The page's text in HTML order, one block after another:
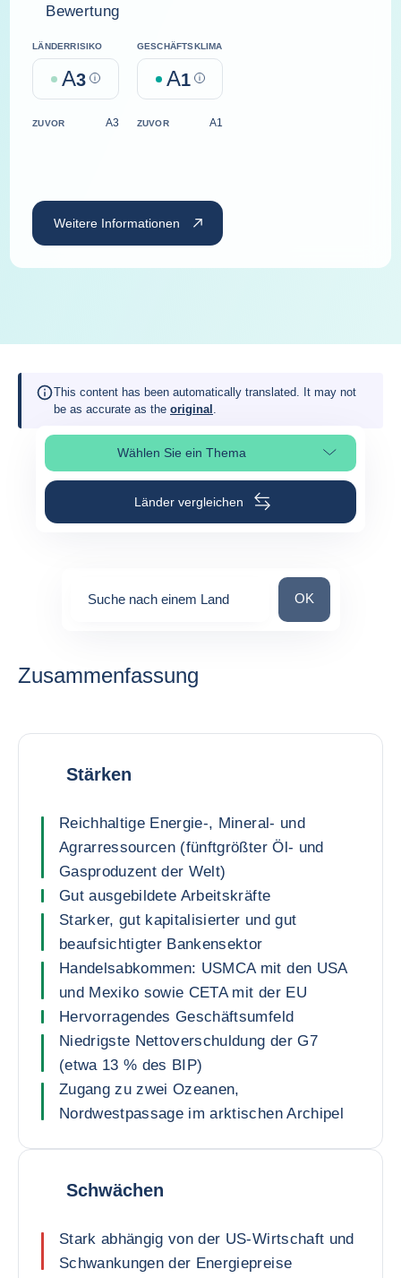
Bewertung
LÄNDERRISIKO
A3 Help
GESCHÄFTSKLIMA
A1 Help
ZUVOR A3 ZUVOR A1
Weitere Informationen
This content has been automatically translated. It may not
be as accurate as the original .
Wählen Sie ein ThemaSeitenabschnitt auswählen
Länder vergleichen
Suche nach einem Land Suche nach
OK
Zusammenfassung
Stärken
Reichhaltige Energie-, Mineral- und
Agrarressourcen (fünftgrößter Öl- und
Gasproduzent der Welt)
Gut ausgebildete Arbeitskräfte
Starker, gut kapitalisierter und gut
beaufsichtigter Bankensektor
Handelsabkommen: USMCA mit den USA
und Mexiko sowie CETA mit der EU
Hervorragendes Geschäftsumfeld
Niedrigste Nettoverschuldung der G7
(etwa 13 % des BIP)
Zugang zu zwei Ozeanen,
Nordwestpassage im arktischen Archipel
Schwächen
Stark abhängig von der US-Wirtschaft und
Schwankungen der Energiepreise